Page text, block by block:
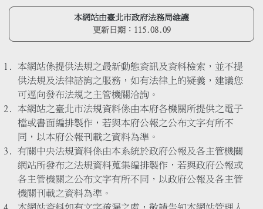
本網站由臺北市政府法務局維護
更新日期： 115.08.09
本網站係提供法規之最新動態資訊及資料檢索，並不提
供法規及法律諮詢之服務，如有法律上的疑義，建議您
可逕向發布法規之主管機關洽詢。
本網站之臺北市法規資料係由本府各機關所提供之電子
檔或書面編排製作，若與本府公報之公布文字有所不
同，以本府公報刊載之資料為準。
有關中央法規資料係由本系統於政府公報及各主管機關
網站所發布之法規資料蒐集編排製作，若與政府公報或
各主管機關之公布文字有所不同，以政府公報及各主管
機關刊載之資料為準。
本網站資料如有文字疏漏之處，敬請告知本網站管理人